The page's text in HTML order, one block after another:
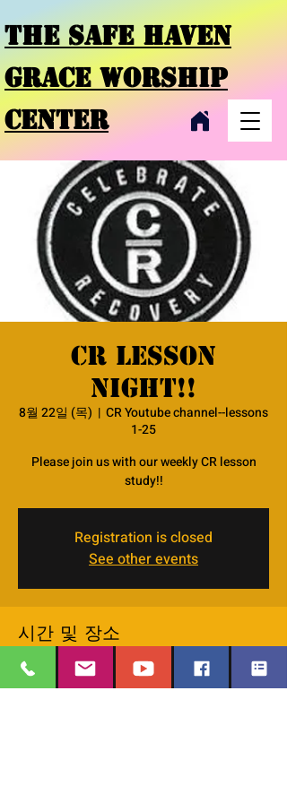
THE SAFE HAVEN
GRACE WORSHIP
CENTER
CR Lesson
night!!
8월 22일 (목)
  |
CR Youtube channel--lessons
1-25
Please join us with our weekly CR lesson
study!!
Registration is closed
See other events
시간 및 장소
2024년 8월 22일 오후 7:00 – 오후 8:20 GMT-
6